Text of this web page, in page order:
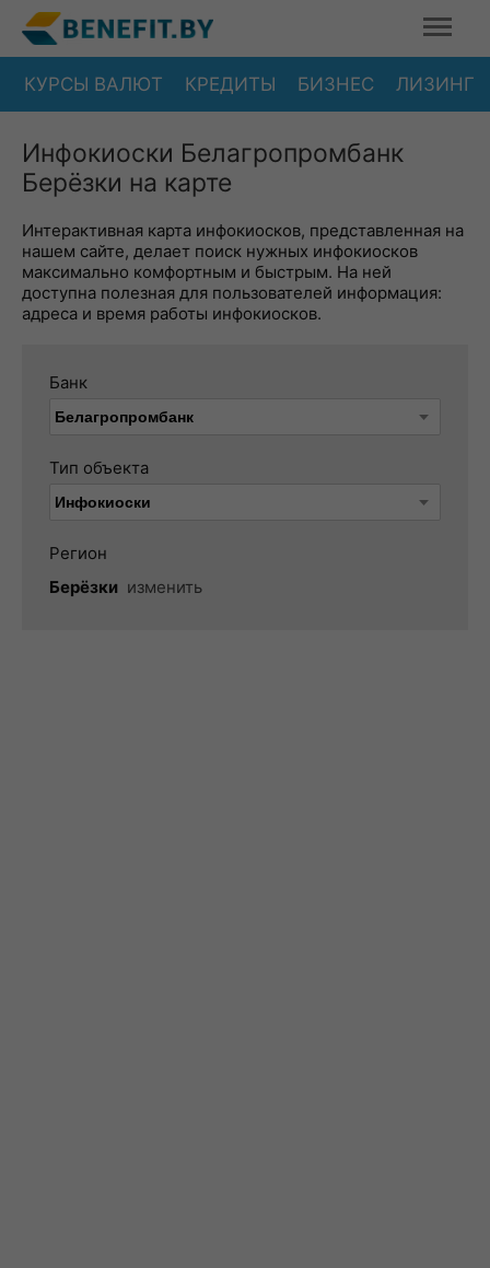
КУРСЫ ВАЛЮТ КРЕДИТЫ БИЗНЕС ЛИЗИНГ
Инфокиоски Белагропромбанк
Берёзки на карте
Интерактивная карта инфокиосков, представленная на
нашем сайте, делает поиск нужных инфокиосков
максимально комфортным и быстрым. На ней
доступна полезная для пользователей информация:
адреса и время работы инфокиосков.
Банк
Тип объекта
Регион
Берёзки изменить